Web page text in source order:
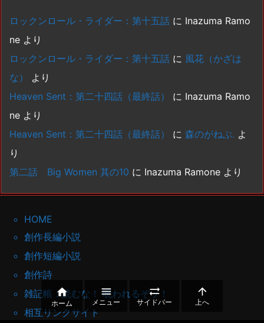
ロックンロール・ライダー：第十五話 に Inazuma Ramo
ne より
ロックンロール・ライダー：第十五話 に 風花（かざは
な）
より
Heaven Sent：第二十四話（最終話）
に Inazuma Ramo
ne より
Heaven Sent：第二十四話（最終話）
に 森のがねぶ. よ
り
第二話 Big Women 其の10 に Inazuma Ramone より
HOME
創作長編小説
創作短編小説
創作詩
雑記帳：読むな！ 呪われるぞッ！
相互リンクサイト

ホーム

メニュー

サイドバー

上へ